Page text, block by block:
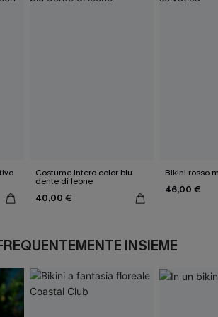
Costume intero color blu
dente di leone
40,00 €
Bikini rosso
46,00 €
INSIEME